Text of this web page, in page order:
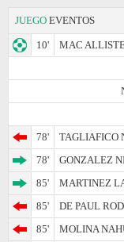
JUEGO EVENTOS
10'
MAC
78'
TAGLIAFICO
78'
GONZALEZ
85'
MARTINEZ
85'
DE PAUL
85'
MOLINA